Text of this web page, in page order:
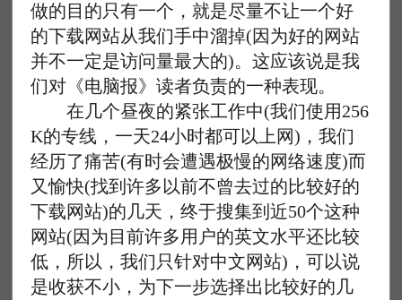
做的目的只有一个，就是尽量不让一个好
的下载网站从我们手中溜掉(因为好的网站
并不一定是访问量最大的)。这应该说是我
们对《电脑报》读者负责的一种表现。
在几个昼夜的紧张工作中(我们使用256
K的专线，一天24小时都可以上网)，我们
经历了痛苦(有时会遭遇极慢的网络速度)而
又愉快(找到许多以前不曾去过的比较好的
下载网站)的几天，终于搜集到近50个这种
网站(因为目前许多用户的英文水平还比较
低，所以，我们只针对中文网站)，可以说
是收获不小，为下一步选择出比较好的几